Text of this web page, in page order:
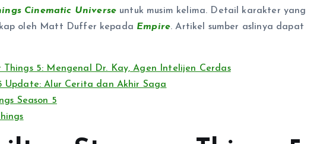
Cinematic Universe untuk musim kelima. Detail karakter yang
oleh Matt Duffer kepada Empire. Artikel sumber aslinya dapat
5: Mengenal Dr. Kay, Agen Intelijen Cerdas
Update: Alur Cerita dan Akhir Saga
Season 5